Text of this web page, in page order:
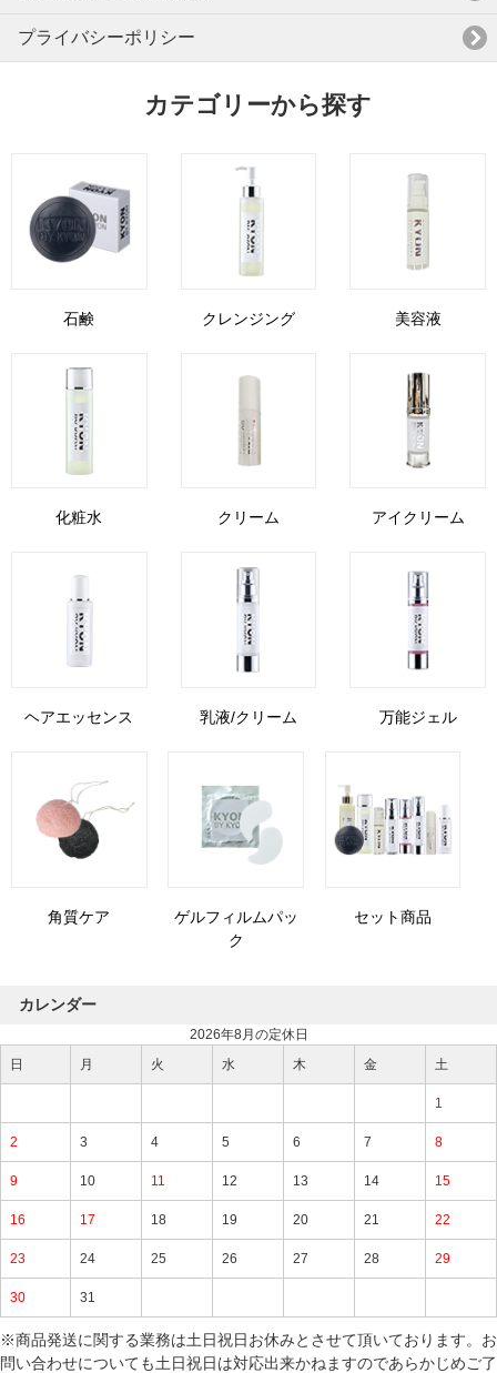
プライバシーポリシー
カテゴリーから探す
石鹸 クレンジング 美容液
化粧水 クリーム アイクリーム
ヘアエッセンス 乳液/クリーム 万能ジェル
角質ケア
ゲルフィルムパッ
ク
セット商品
カレンダー
2026年8月の定休日
日
月 火 水 木 金 土
1
2 3 4 5 6 7 8
9 10 11 12 13 14 15
16 17 18 19 20 21 22
23 24 25 26 27 28 29
30 31
※商品発送に関する業務は土日祝日お休みとさせて頂いております。お
問い合わせについても土日祝日は対応出来かねますのであらかじめご了